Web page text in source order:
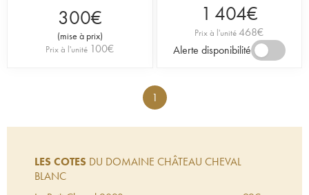
300€
(mise à prix)
Prix à l'unité 100€
1 404€
Prix à l'unité468€
Alerte disponibilité
1
LES COTES DU DOMAINE CHÂTEAU CHEVAL
BLANC